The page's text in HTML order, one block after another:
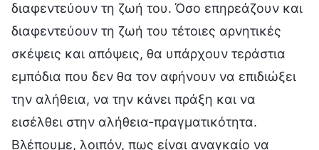
διαφεντεύουν τη ζωή του. Όσο επηρεάζουν και
διαφεντεύουν τη ζωή του τέτοιες αρνητικές
σκέψεις και απόψεις, θα υπάρχουν τεράστια
εμπόδια που δεν θα τον αφήνουν να επιδιώξει
την αλήθεια, να την κάνει πράξη και να
εισέλθει στην αλήθεια-πραγματικότητα.
Βλέπουμε, λοιπόν, πως είναι αναγκαίο να